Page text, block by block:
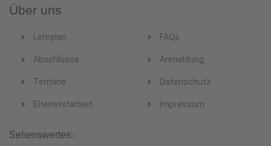
Über uns
Lehrplan FAQs
Abschlüsse Anmeldung
Termine Datenschutz
Elternmitarbeit Impressum
Sehenswertes: